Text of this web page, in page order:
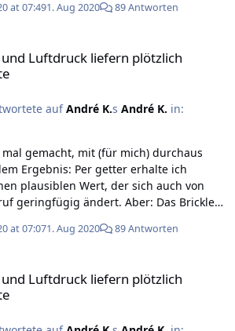
int(0)
at 07:491. Aug 2020 89 Antworten
Luftdruck liefern plötzlich
aufAndré K.s André K. in:
gemacht, mit (für mich) durchaus
Ergebnis: Per getter erhalte ich
plausiblen Wert, der sich auch von
ändert. Aber: Das Bricklet
LED-Config ist auf dem Defaultwert 3.
BrickletTemperatureV2.php');
use
at 07:071. Aug 2020 89 Antworten
Luftdruck liefern plötzlich